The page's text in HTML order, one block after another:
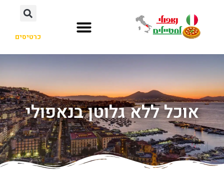
כרטיסים
אוכל ללא גלוטן בנאפולי